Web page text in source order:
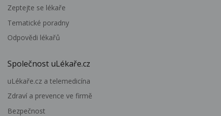
Zeptejte se lékaře
Tematické poradny
Odpovědi lékařů
Společnost uLékaře.cz
uLékaře.cz a telemedicína
Zdraví a prevence ve firmě
Bezpečnost